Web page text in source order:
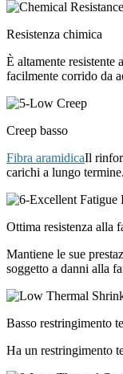
Resistenza chimica
È altamente
facilmente corrido da
Creep basso
Fibra aramidicaIl
carichi a lungo termine.
Ottima resistenza alla
Mantiene le sue
soggetto a danni alla
Basso restringimento
Ha un restringimento